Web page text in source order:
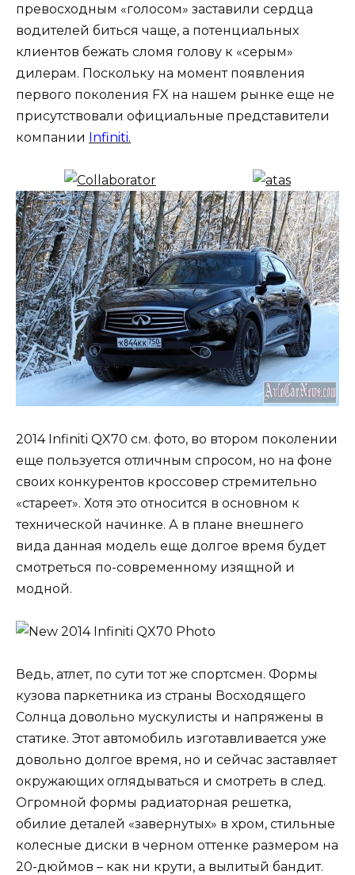
превосходным «голосом» заставили сердца
водителей биться чаще, а потенциальных
клиентов бежать сломя голову к «серым»
дилерам. Поскольку на момент появления
первого поколения FX на нашем рынке еще не
присутствовали официальные представители
компании Infiniti.
2014 Infiniti QX70 см. фото, во втором поколении
еще пользуется отличным спросом, но на фоне
своих конкурентов кроссовер стремительно
«стареет». Хотя это относится в основном к
технической начинке. А в плане внешнего
вида данная модель еще долгое время будет
смотреться по-современному изящной и
модной.
Ведь, атлет, по сути тот же спортсмен. Формы
кузова паркетника из страны Восходящего
Солнца довольно мускулисты и напряжены в
статике. Этот автомобиль изготавливается уже
довольно долгое время, но и сейчас заставляет
окружающих оглядываться и смотреть в след.
Огромной формы радиаторная решетка,
обилие деталей «завернутых» в хром, стильные
колесные диски в черном оттенке размером на
20-дюймов – как ни крути, а вылитый бандит.